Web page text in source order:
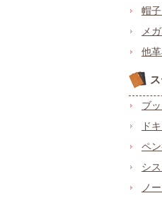
帽
メ
他
ブ
ド
ペ
シ
ノ